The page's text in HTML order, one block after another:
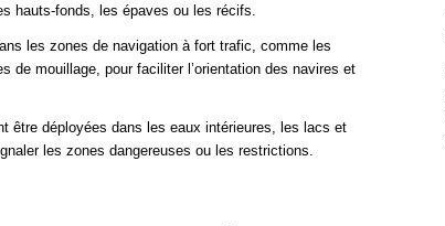
hauts-fonds, les épaves ou les récifs.
les zones de navigation à fort trafic, comme les
de mouillage, pour faciliter l’orientation des navires et
être déployées dans les eaux intérieures, les lacs et
les zones dangereuses ou les restrictions.